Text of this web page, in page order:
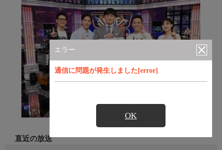
エラー
通信に問題が発生しました[error]
OK
直近の放送